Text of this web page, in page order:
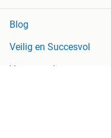
Blog
Veilig en Succesvol
Voorwaarden